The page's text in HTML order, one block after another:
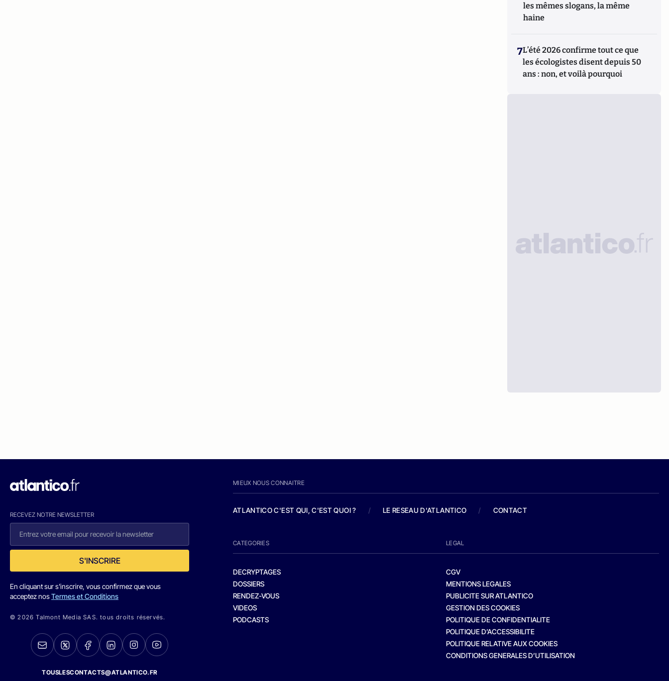
les mêmes slogans, la même
haine
7L’été 2026 confirme tout ce que
les écologistes disent depuis 50
ans : non, et voilà pourquoi
RECEVEZ NOTRE NEWSLETTER
S'INSCRIRE
En cliquant sur s'inscrire, vous confirmez que vous
acceptez nosTermes et Conditions
© 2026 Talmont Media SAS. tous droits réservés.
TOUSLESCONTACTS@ATLANTICO.FR
MIEUX NOUS CONNAITRE
ATLANTICO C'EST QUI, C'EST QUOI ? / LE RESEAU D'ATLANTICO / CONTACT
CATEGORIES
DECRYPTAGES
DOSSIERS
RENDEZ-VOUS
VIDEOS
PODCASTS
LEGAL
CGV
MENTIONS LEGALES
PUBLICITE SUR ATLANTICO
GESTION DES COOKIES
POLITIQUE DE CONFIDENTIALITE
POLITIQUE D’ACCESSIBILITE
POLITIQUE RELATIVE AUX COOKIES
CONDITIONS GENERALES D’UTILISATION